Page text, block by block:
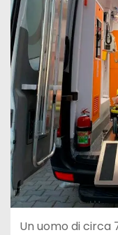
Un uomo di circa